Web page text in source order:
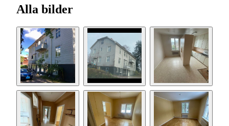
Alla bilder